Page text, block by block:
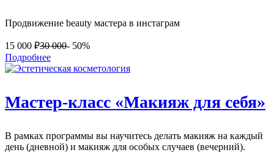
Продвижение beauty мастера в инстаграм
15 000 ₽30 000- 50%
Подробнее
Мастер-класс «Макияж для себя»
В рамках программы вы научитесь делать макияж на каждый
день (дневной) и макияж для особых случаев (вечерний).